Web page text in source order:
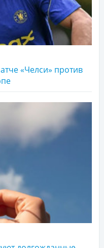
«Челси» против